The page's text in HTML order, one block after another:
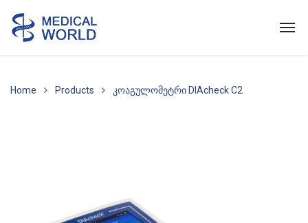
Home Products კოაგულომეტრი DIAcheck C2